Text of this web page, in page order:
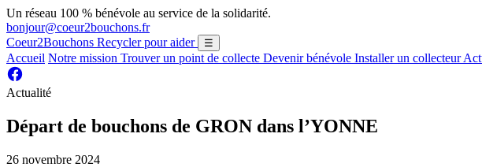
Un réseau 100 % bénévole au service de la solidarité.
bonjour@coeur2bouchons.fr
Coeur2Bouchons Recycler pour aider ☰
Accueil Notre mission Trouver un point de collecte Devenir bénévole Installer un collecteur
Actualité
Départ de bouchons de GRON dans l’YONNE
26 novembre 2024